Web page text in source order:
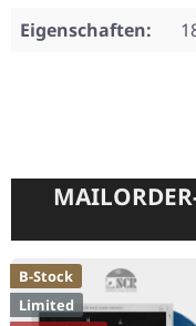
Eigenschaften:
B-Stock
Limited